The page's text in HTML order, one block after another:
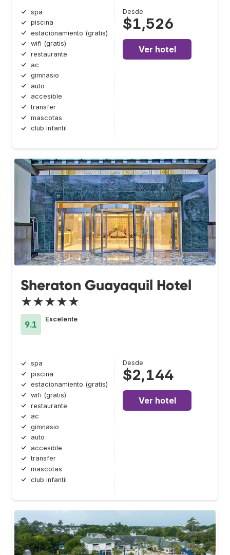
spa
piscina
estacionamiento (gratis)
wifi (gratis)
restaurante
ac
gimnasio
auto
accesible
transfer
mascotas
club infantil
Desde
$1,526
Ver hotel
Sheraton Guayaquil Hotel
★★★★★
9.1
Excelente
spa
piscina
estacionamiento (gratis)
wifi (gratis)
restaurante
ac
gimnasio
auto
accesible
transfer
mascotas
club infantil
Desde
$2,144
Ver hotel